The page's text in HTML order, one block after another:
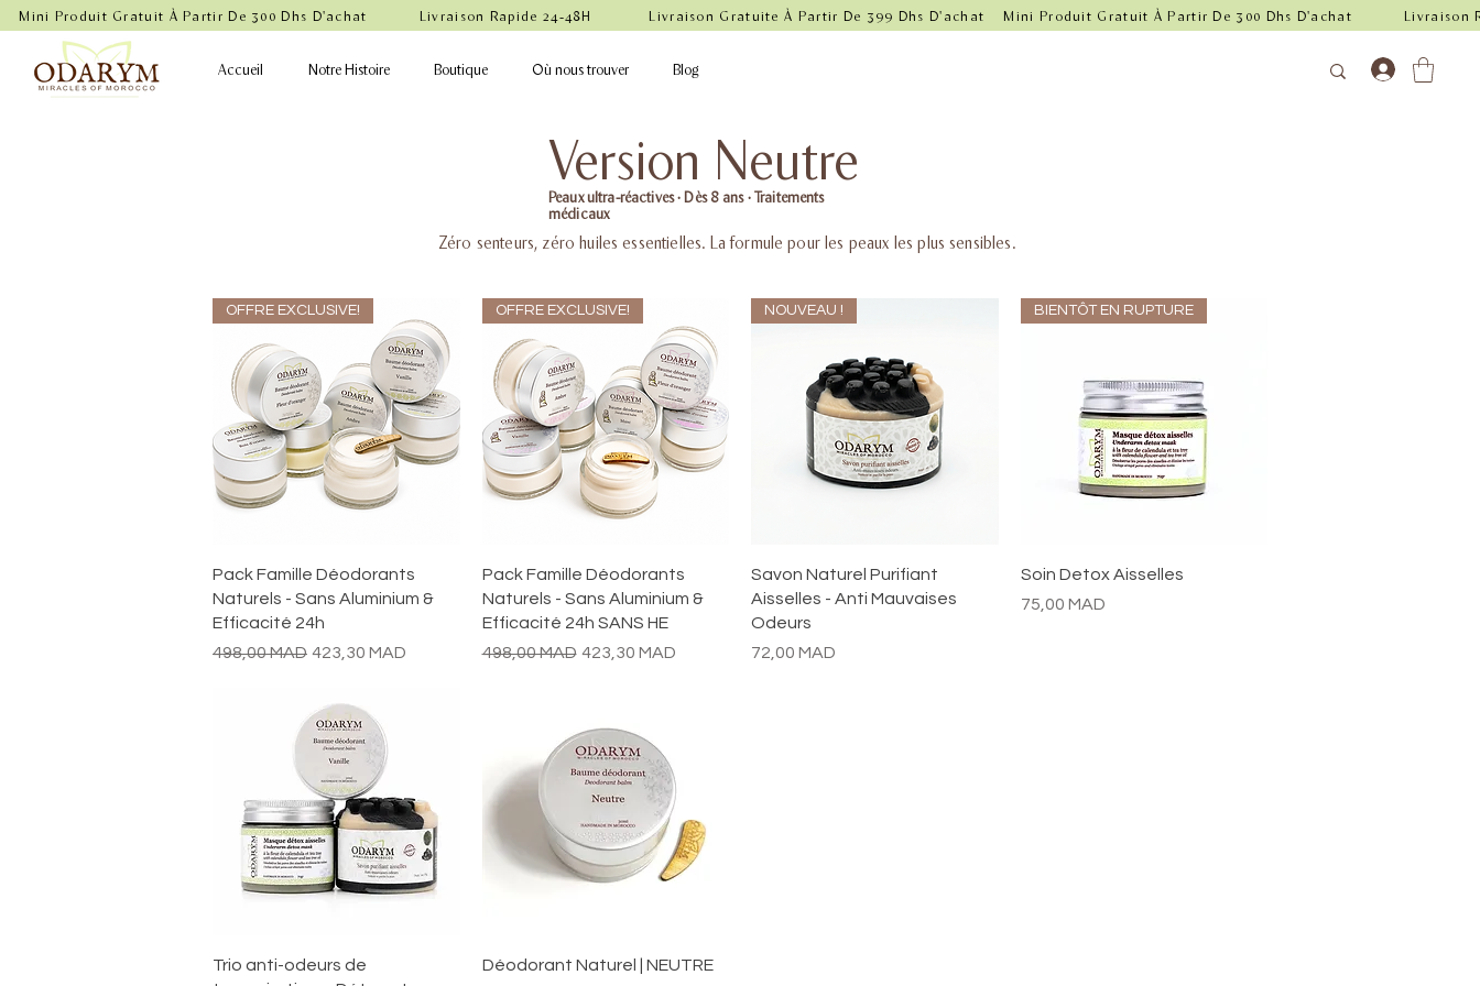
    Mini Produit Gratuit À Partir De 300 Dhs D'achat           Livraison Rapide 24-48H            Livraison Gratuite À Partir De 399 Dhs D'achat
Accueil Notre Histoire Boutique Où nous trouver Blog
Version Neutre
Peaux ultra-réactives · Dès 8 ans · Traitements
médicaux
Zéro senteurs, zéro huiles essentielles. La formule pour les peaux les plus sensibles.
Aperçu rapide
OFFRE EXCLUSIVE!
Pack Famille Déodorants
Naturels - Sans Aluminium &
Efficacité 24h
Prix original
498,00 MAD Prix promotionnel
423,30 MAD
Aperçu rapide
OFFRE EXCLUSIVE!
Pack Famille Déodorants
Naturels - Sans Aluminium &
Efficacité 24h SANS HE
Prix original
498,00 MAD Prix promotionnel
423,30 MAD
Aperçu rapide
NOUVEAU !
Savon Naturel Purifiant
Aisselles - Anti Mauvaises
Odeurs
Prix
72,00 MAD
Aperçu rapide
BIENTÔT EN RUPTURE
Soin Detox Aisselles
Prix
75,00 MAD
Aperçu rapide
Trio anti-odeurs de
Aperçu rapide
Déodorant Naturel | NEUTRE